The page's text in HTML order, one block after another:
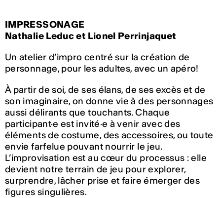
IMPRESSONAGE
Nathalie Leduc et Lionel Perrinjaquet
Un atelier d’impro centré sur la création de
personnage, pour les adultes, avec un apéro!
À partir de soi, de ses élans, de ses excès et de
son imaginaire, on donne vie à des personnages
aussi délirants que touchants. Chaque
participant·e est invité·e à venir avec des
éléments de costume, des accessoires, ou toute
envie farfelue pouvant nourrir le jeu.
L’improvisation est au cœur du processus : elle
devient notre terrain de jeu pour explorer,
surprendre, lâcher prise et faire émerger des
figures singulières.